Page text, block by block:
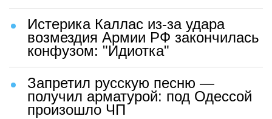
Истерика Каллас из-за удара
возмездия Армии РФ закончилась
конфузом: "Идиотка"
Запретил русскую песню —
получил арматурой: под Одессой
произошло ЧП